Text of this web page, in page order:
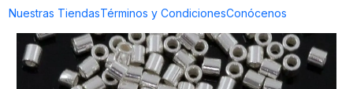
Nuestras TiendasTérminos y CondicionesConócenos